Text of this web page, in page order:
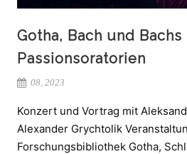
Gotha, Bach und Bachs
Passionsoratorien
08, 2023
Konzert und Vortrag mit
Alexander Grychtolik
Forschungsbibliothek Gotha,